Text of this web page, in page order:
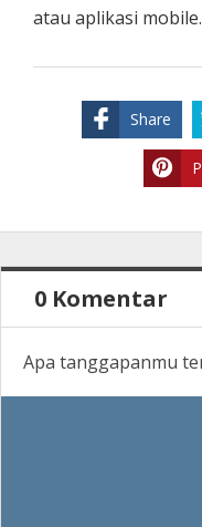
atau aplikasi mobile.
Share
0 Komentar
Apa tanggapanmu